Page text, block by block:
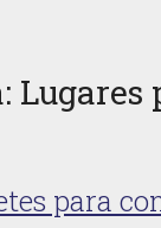
Lugares
para